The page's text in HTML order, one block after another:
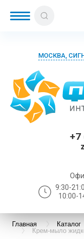
МОСКВА,
+7
9:30-
10:00-
Главная Каталог
Крем-мыло